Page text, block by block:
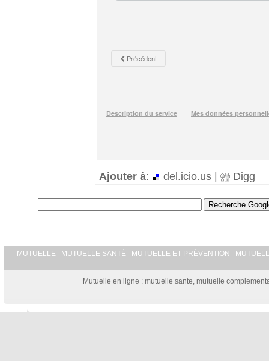
Ajouter à: del.icio.us | Digg
MUTUELLE MUTUELLE SANTÉ MUTUELLE ET PRÉVENTION
Mutuelle en ligne : mutuelle sante, mutuelle